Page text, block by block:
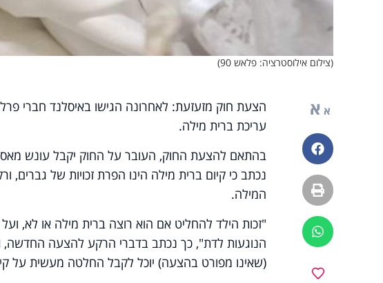
(צילום אילוסטרציה: פלאש 90)
א א
פייסבוק
הדפסה
ווטסאפ
עריכת ברית מילה.
נכתב כי קיום ברית מילה הינו הפרת זכויות של גברים,
המילה.
"זכות הילד להחליט אם הוא רוצה ברית מילה או לא,
הנוגעות לדת", כך נכתב בדברי הרקע להצעה החדשה,
(שאינו מפורט בהצעה) יוכל לקבל החלטה מעשית על